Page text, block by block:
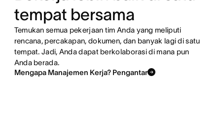
Jelajahi manajemen sumber daya
Jelajahi admin dan keamanan
tempat bersama
Temukan semua pekerjaan tim Anda yang meliputi
rencana, percakapan, dokumen, dan banyak lagi di satu
tempat. Jadi, Anda dapat berkolaborasi di mana pun
Anda berada.
Mengapa Manajemen Kerja? Pengantar